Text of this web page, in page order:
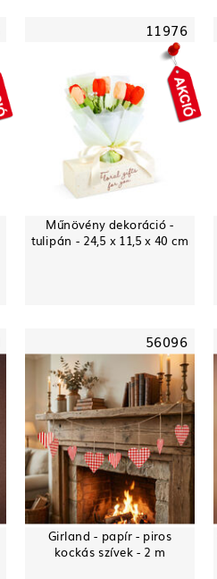
11976
Műnövény dekoráció -
tulipán - 24,5 x 11,5 x 40 cm
56096
Girland - papír - piros
kockás szívek - 2 m